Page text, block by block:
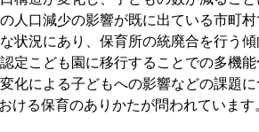
人口減少の影響が既に出ている市町
状況にあり、保育所の統廃合を行う
定こども園に移行することでの多機
化による子どもへの影響などの課題
ける保育のありかたが問われています